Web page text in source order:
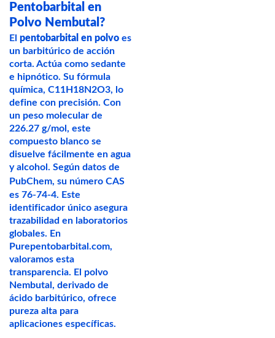
450,00€
hasta
20.000,00€
Pentobarbital en
Polvo Nembutal?
El pentobarbital en polvoes
un barbitúrico de acción
corta. Actúa como sedante
e hipnótico. Su fórmula
química, C11H18N2O3, lo
define con precisión. Con
un peso molecular de
226.27 g/mol, este
compuesto blanco se
disuelve fácilmente en agua
y alcohol. Según datos de
PubChem, su número CAS
es 76-74-4. Este
identificador único asegura
trazabilidad en laboratorios
globales. En
Purepentobarbital.com,
valoramos esta
transparencia. El polvo
Nembutal, derivado de
ácido barbitúrico, ofrece
pureza alta para
aplicaciones específicas.